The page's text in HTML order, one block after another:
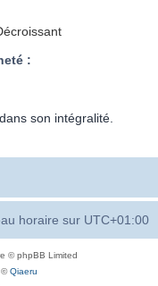
:
son intégralité.
horaire sur UTC+01:00
© phpBB Limited
©Qiaeru